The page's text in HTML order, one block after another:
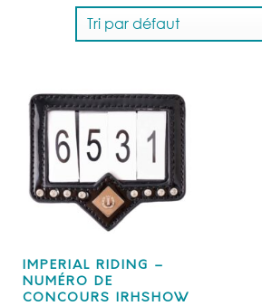
IMPERIAL RIDING –
NUMÉRO DE
CONCOURS IRHSHOW